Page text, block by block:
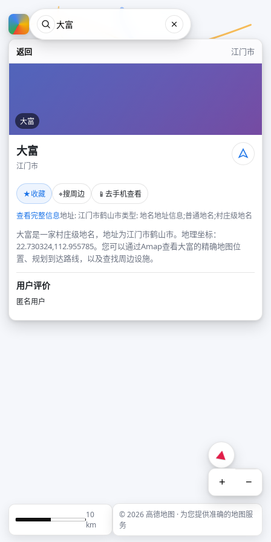
返回 江门市
大富
大富
江门市
★收藏 ⌖搜周边 📱 去手机查看
查看完整信息地址: 江门市鹤山市类型: 地名地址信息;普通地名;村庄级地名
大富是一家村庄级地名，地址为江门市鹤山市。地理坐标：
22.730324,112.955785。您可以通过Amap查看大富的精确地图位
置、规划到达路线，以及查找周边设施。
用户评价
匿名用户
+ −
10
km
© 2026 高德地图 · 为您提供准确的地图服
务